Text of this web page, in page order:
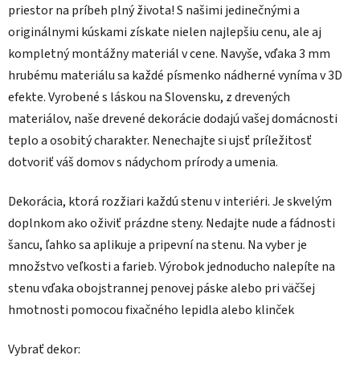
priestor na príbeh plný života! S našimi jedinečnými a
originálnymi kúskami získate nielen najlepšiu cenu, ale aj
kompletný montážny materiál v cene. Navyše, vďaka 3 mm
hrubému materiálu sa každé písmenko nádherné vyníma v 3D
efekte. Vyrobené s láskou na Slovensku, z drevených
materiálov, naše drevené dekorácie dodajú vašej domácnosti
teplo a osobitý charakter. Nenechajte si ujsť príležitosť
dotvoriť váš domov s nádychom prírody a umenia.
Dekorácia, ktorá rozžiari každú stenu v interiéri. Je skvelým
doplnkom ako oživiť prázdne steny. Nedajte nude a fádnosti
šancu, ľahko sa aplikuje a pripevní na stenu. Na vyber je
množstvo veľkosti a farieb. Výrobok jednoducho nalepíte na
stenu vďaka obojstrannej penovej páske alebo pri väčšej
hmotnosti pomocou fixačného lepidla alebo klinček
Vybrať dekor: